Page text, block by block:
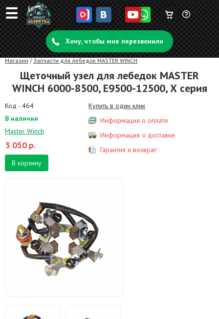
☰ Задать
вопрос
Корзина
пуста
Хочу, чтобы мне перезвонили
Магазин / Запчасти для лебедок MASTER WINCH
Щеточный узел для лебедок MASTER
WINCH 6000-8500, Е9500-12500, Х серия
Код - 464
В наличии
Master Winch
3 050 р.
В корзину
Купить в один клик
Информация о оплате
Информация о доставке
Гарантия и возврат